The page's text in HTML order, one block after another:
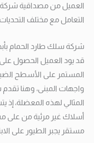
العميل من مصداقية شركة
التعامل مع مختلف التحديات
شركة سلك طارد الحمام
قد يود العميل الحصول
المستمر على الأسطح
واجهات المبنى، وهنا
المثالي لهذه المعضلة،
أسلاك غير مرئية من على
مستقر يجبر الطيور على